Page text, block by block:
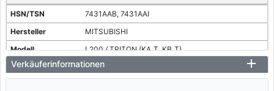
7431AAB, 7431AAI
MITSUBISHI
L200 / TRITON (KA_T, KB_T)
2.5 DI-D (KA4T)
Verkäuferinformationen